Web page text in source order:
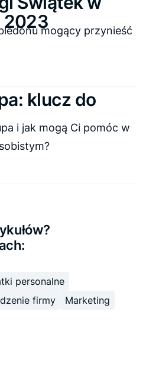
2023mogący przynieść
klucz do
i jak mogą Ci pomóc w
personalne
firmy
Marketing